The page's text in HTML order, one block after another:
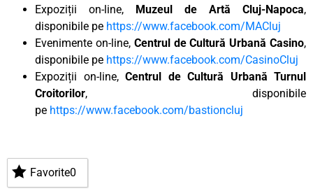
Expoziții on-line, Muzeul de Artă Cluj-Napoca,
disponibile pe https://www.facebook.com/MACluj
Evenimente on-line, Centrul de Cultură Urbană Casino,
disponibile pe https://www.facebook.com/CasinoCluj
Expoziții on-line, Centrul de Cultură Urbană Turnul
Croitorilor, disponibile
pe https://www.facebook.com/bastioncluj
Favorite0